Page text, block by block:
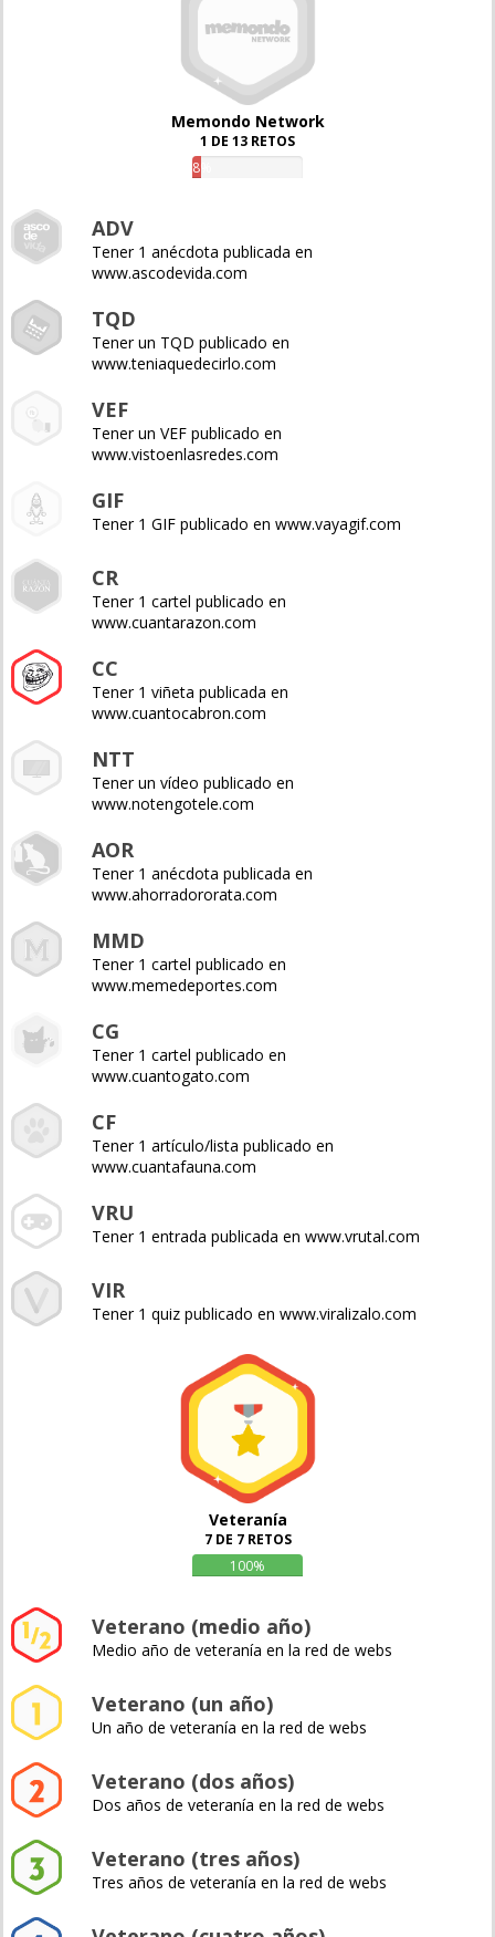
Memondo Network
1 DE 13 RETOS
8%
ADV
Tener 1 anécdota publicada en
www.ascodevida.com
TQD
Tener un TQD publicado en
www.teniaquedecirlo.com
VEF
Tener un VEF publicado en
www.vistoenlasredes.com
GIF
Tener 1 GIF publicado en www.vayagif.com
CR
Tener 1 cartel publicado en
www.cuantarazon.com
CC
Tener 1 viñeta publicada en
www.cuantocabron.com
NTT
Tener un vídeo publicado en
www.notengotele.com
AOR
Tener 1 anécdota publicada en
www.ahorradororata.com
MMD
Tener 1 cartel publicado en
www.memedeportes.com
CG
Tener 1 cartel publicado en
www.cuantogato.com
CF
Tener 1 artículo/lista publicado en
www.cuantafauna.com
VRU
Tener 1 entrada publicada en www.vrutal.com
VIR
Tener 1 quiz publicado en www.viralizalo.com
Veteranía
7 DE 7 RETOS
100%
Veterano (medio año)
Medio año de veteranía en la red de webs
Veterano (un año)
Un año de veteranía en la red de webs
Veterano (dos años)
Dos años de veteranía en la red de webs
Veterano (tres años)
Tres años de veteranía en la red de webs